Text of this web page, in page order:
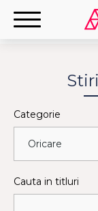
Categorie
Cauta in titluri